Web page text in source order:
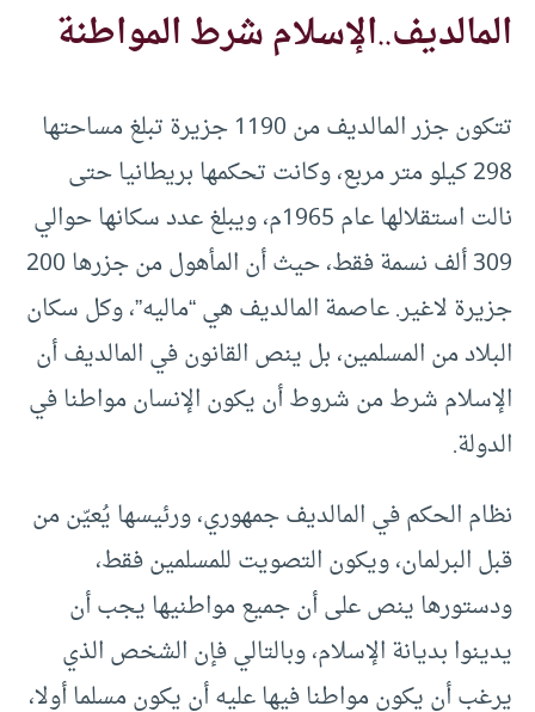
المالديف..الإسلام شرط المواطنة
تتكون جزر المالديف من 1190 جزيرة تبلغ مساحتها
298 كيلو متر مربع، وكانت تحكمها بريطانيا حتى
نالت استقلالها عام 1965م، ويبلغ عدد سكانها حوالي
309 ألف نسمة فقط، حيث أن المأهول من جزرها 200
جزيرة لاغير. عاصمة المالديف هي “ماليه”، وكل سكان
البلاد من المسلمين، بل ينص القانون في المالديف أن
الإسلام شرط من شروط أن يكون الإنسان مواطنا في
الدولة.
نظام الحكم في المالديف جمهوري، ورئيسها يُعيّن من
قبل البرلمان، ويكون التصويت للمسلمين فقط،
ودستورها ينص على أن جميع مواطنيها يجب أن
يدينوا بديانة الإسلام، وبالتالي فإن الشخص الذي
يرغب أن يكون مواطنا فيها عليه أن يكون مسلما أولا،